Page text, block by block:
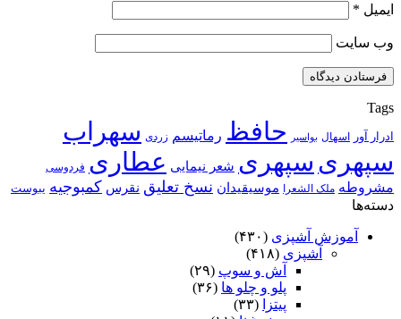
ایمیل *
وب‌ سایت
Tags
ادرار آور اسهال بواسیر حافظ رماتیسم زردی سهراب
سپهری سپهری شعر نیمایی عطاری فردوسی
مشروطه ملک الشعرا موسیقیدان نسخ تعلیق نقرس کمبوجیه یبوست
دسته‌ها
آموزش آشپزی (۴۳۰)
آشپزی (۴۱۸)
آش و سوپ (۲۹)
پلو و چلو ها (۳۶)
پیتزا
(۳۳)